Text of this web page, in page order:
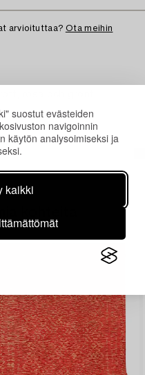
suostut evästeiden
navigoinnin
käytön analysoimiseksi ja
kaikki
arvioituttaa? Ota meihin
rosa och grönt.